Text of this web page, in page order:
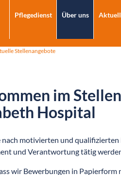
Pflegedienst Über uns
Stellenangebote
im
Hospital
nach motivierten und
und Verantwortung tätig
wir Bewerbungen in Papierform